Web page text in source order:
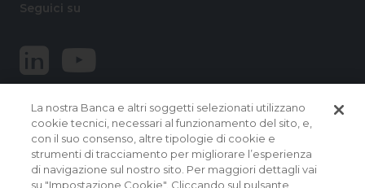
Seguici su
© 2026 Banca Popolare del Lazio.
La nostra Banca e altri soggetti selezionati utilizzano
cookie tecnici, necessari al funzionamento del sito, e,
con il suo consenso, altre tipologie di cookie e
strumenti di tracciamento per migliorare l’esperienza
di navigazione sul nostro sito. Per maggiori dettagli vai
su "Impostazione Cookie". Cliccando sul pulsante